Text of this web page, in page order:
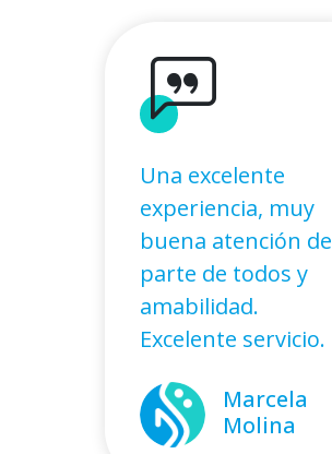
Una excelente
experiencia, muy
buena atención de
parte de todos y
amabilidad.
Excelente servicio.
Marcela
Molina